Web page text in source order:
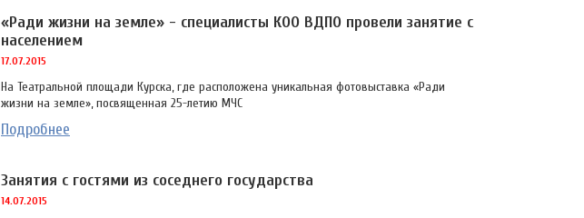
«Ради жизни на земле» - специалисты КОО ВДПО провели занятие с
населением
17.07.2015
На Театральной площади Курска, где расположена уникальная фотовыставка «Ради
жизни на земле», посвященная 25-летию МЧС
Подробнее
Занятия с гостями из соседнего государства
14.07.2015